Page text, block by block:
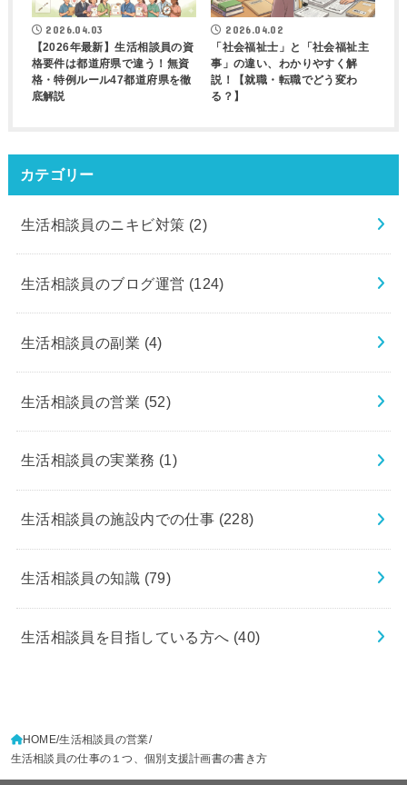
2026.04.03
【2026年最新】生活相談員の資
格要件は都道府県で違う！無資
格・特例ルール47都道府県を徹
底解説
2026.04.02
「社会福祉士」と「社会福祉主
事」の違い、わかりやすく解
説！【就職・転職でどう変わ
る？】
カテゴリー
生活相談員のニキビ対策 (2)
生活相談員のブログ運営 (124)
生活相談員の副業 (4)
生活相談員の営業 (52)
生活相談員の実業務 (1)
生活相談員の施設内での仕事 (228)
生活相談員の知識 (79)
生活相談員を目指している方へ (40)
HOME 生活相談員の営業
生活相談員の仕事の１つ、個別支援計画書の書き方